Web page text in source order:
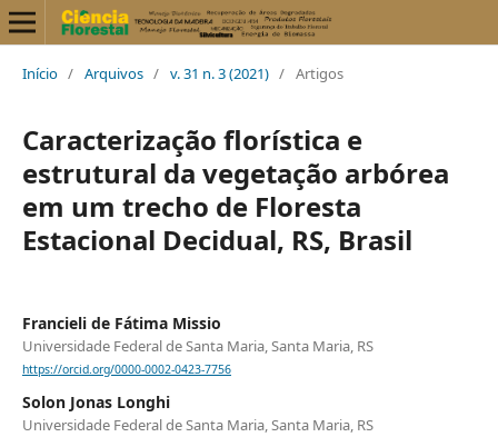
Início / Arquivos / v. 31 n. 3 (2021) / Artigos
Caracterização florística e
estrutural da vegetação arbórea
em um trecho de Floresta
Estacional Decidual, RS, Brasil
Francieli de Fátima Missio
Universidade Federal de Santa Maria, Santa Maria, RS
https://orcid.org/0000-0002-0423-7756
Solon Jonas Longhi
Universidade Federal de Santa Maria, Santa Maria, RS